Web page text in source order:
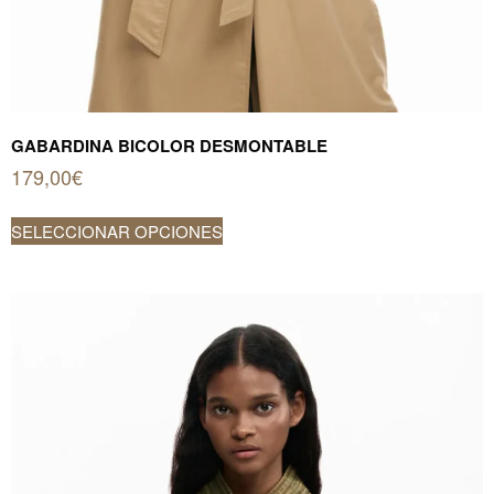
GABARDINA BICOLOR DESMONTABLE
179,00€
SELECCIONAR OPCIONES
Este
producto
variantes.
Las
opciones
se
pueden
elegir
en